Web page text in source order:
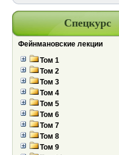
Спецкурс
Фейнмановские лекции
Том 1
Том 2
Том 3
Том 4
Том 5
Том 6
Том 7
Том 8
Том 9